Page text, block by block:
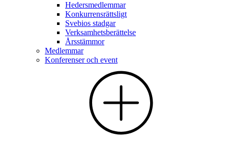
Hedersmedlemmar
Konkurrensrättsligt
Svebios stadgar
Verksamhetsberättelse
Årsstämmor
Medlemmar
Konferenser och event